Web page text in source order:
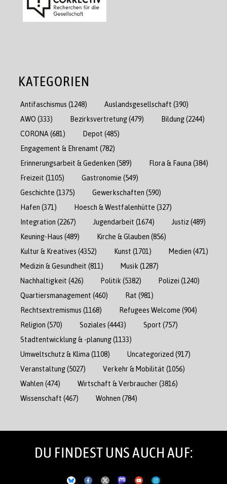
KATEGORIEN
Antifaschismus (1248) Auslandsgesellschaft (390)
AWO (333) Bezirksvertretung(479) Bildung(2244)
CORONA (681) Depot (485)
Engagement & Ehrenamt (782)
Erinnerungsarbeit & Gedenken (589) Flora & Fauna (384)
Freizeit (1105) Gastronomie (549)
Geschichte (1375) Gewerkschaften (590)
Hafen (371) Hoesch & Westfalenhütte (327)
Integration (2267) Jugendarbeit (1674) Justiz(489)
Keuning-Haus (489) Kirche & Glauben (856)
Kultur & Kreatives (4352) Kunst (1701) Medien (471)
Medizin & Gesundheit (811) Musik (1287)
Nachhaltigkeit (426) Politik (5382) Polizei (1240)
Quartiersmanagement (460) Rat (981)
Rechtsextremismus (1168) Refugees Welcome (904)
Religion (570) Soziales (4443) Sport (757)
Stadtentwicklung & -planung(1133)
Umweltschutz & Klima (1108) Uncategorized (917)
Veranstaltung(5027) Verkehr & Mobilität (1056)
Wahlen (474) Wirtschaft & Verbraucher(3816)
Wissenschaft (467) Wohnen (784)
DU FINDEST UNS AUCH AUF: